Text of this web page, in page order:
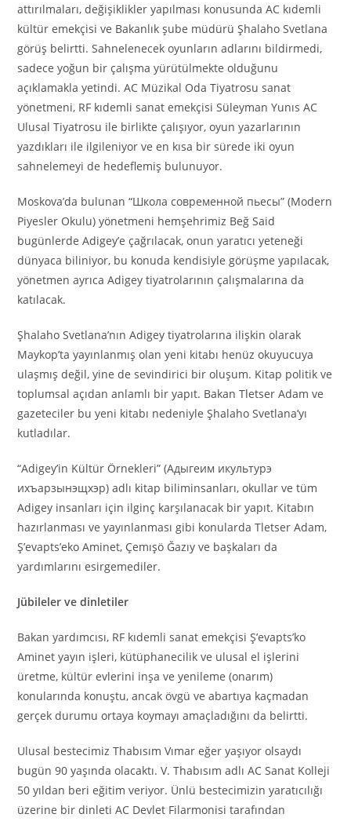
attırılmaları, değişiklikler yapılması konusunda AC kıdemli
kültür emekçisi ve Bakanlık şube müdürü Şhalaho Svetlana
görüş belirtti. Sahnelenecek oyunların adlarını bildirmedi,
sadece yoğun bir çalışma yürütülmekte olduğunu
açıklamakla yetindi. AC Müzikal Oda Tiyatrosu sanat
yönetmeni, RF kıdemli sanat emekçisi Süleyman Yunıs AC
Ulusal Tiyatrosu ile birlikte çalışıyor, oyun yazarlarının
yazdıkları ile ilgileniyor ve en kısa bir sürede iki oyun
sahnelemeyi de hedeflemiş bulunuyor.
Moskova’da bulunan “Школа современной пьесы” (Modern
Piyesler Okulu) yönetmeni hemşehrimiz Beğ Said
bugünlerde Adigey’e çağrılacak, onun yaratıcı yeteneği
dünyaca biliniyor, bu konuda kendisiyle görüşme yapılacak,
yönetmen ayrıca Adigey tiyatrolarının çalışmalarına da
katılacak.
Şhalaho Svetlana’nın Adigey tiyatrolarına ilişkin olarak
Maykop’ta yayınlanmış olan yeni kitabı henüz okuyucuya
ulaşmış değil, yine de sevindirici bir oluşum. Kitap politik ve
toplumsal açıdan anlamlı bir yapıt. Bakan Tletser Adam ve
gazeteciler bu yeni kitabı nedeniyle Şhalaho Svetlana’yı
kutladılar.
“Adigey’in Kültür Örnekleri” (Адыгеим икультурэ
ихъарзынэщхэр) adlı kitap biliminsanları, okullar ve tüm
Adigey insanları için ilginç karşılanacak bir yapıt. Kitabın
hazırlanması ve yayınlanması gibi konularda Tletser Adam,
Ş’evapts’eko Aminet, Çemışö Ğazıy ve başkaları da
yardımlarını esirgemediler.
Jübileler ve dinletiler
Bakan yardımcısı, RF kıdemli sanat emekçisi Ş’evapts’ko
Aminet yayın işleri, kütüphanecilik ve ulusal el işlerini
üretme, kültür evlerini inşa ve yenileme (onarım)
konularında konuştu, ancak övgü ve abartıya kaçmadan
gerçek durumu ortaya koymayı amaçladığını da belirtti.
Ulusal bestecimiz Thabısım Vımar eğer yaşıyor olsaydı
bugün 90 yaşında olacaktı. V. Thabısım adlı AC Sanat Kolleji
50 yıldan beri eğitim veriyor. Ünlü bestecimizin yaratıcılığı
üzerine bir dinleti AC Devlet Filarmonisi tarafından